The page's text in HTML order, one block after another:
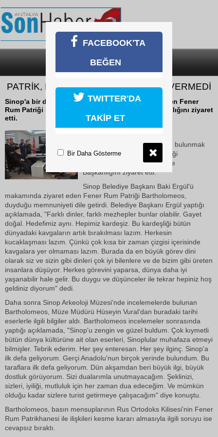
SON DAKİKA
PATRİK, RUSYA SORUSUNA CEVAP VERMEDİ
Sinop'a bir dizi incelemelerde bulunmak üzere gelen Fener
Rum Patriği Bartholomeos, Sinop Belediye Başkanlığını ziyaret
etti.
Sinop'a bir dizi incelemelerde bulunmak
üzere gelen Fener Rum Patriği
Bartholomeos, Sinop Belediye
Başkanlığını ziyaret etti.
Sinop Belediye Başkanı Baki Ergül'ü
makamında ziyaret eden Fener Rum Patriği Bartholomeos,
duyduğu memnuniyeti dile getirdi. Belediye Başkanı Ergül yaptığı
açıklamada, "Farklı dinler, farklı mezhepler bunlar olabilir. Gayet
doğal. Hedefimiz aynı. Hepimiz kardeşiz. Bu kardeşliği bütün
dünyadaki kavgaların artık bırakılması lazım. Herkesin
kucaklaşması lazım. Çünkü çok kısa bir zaman çizgisi içerisinde
kavgalara yer olmaması lazım. Burada da en büyük görev dini
olarak siz ve sizin gibi dinleri çok iyi bilenlere ve de bizim gibi üreten
insanlara düşüyor. Herkes görevini yaparsa, dünya daha iyi
yaşanabilir hale gelir. Bu duygu ve düşünceler ile tekrar hepiniz hoş
geldiniz diyorum" dedi.
Daha sonra Sinop Arkeoloji Müzesi'nde incelemelerde bulunan
Bartholomeos, Müze Müdürü Hüseyin Vural'dan buradaki tarihi
eserlerle ilgili bilgiler aldı. Bartholomeos incelemeler sonrasında
yaptığı açıklamada, "Sinop'u zengin ve güzel buldum. Çok kıymetli
bütün dünya kültürüne ait olan eserleri, Sinoplular muhafaza etmeyi
bilmişler. Tebrik ederim. Her şey enteresan. Her şey ilginç. Sinop'a
ilk defa geliyorum. Gerçi Anadolu'nun birçok yerinde bulundum. Bu
taraflara ilk defa geliyorum. Dün akşamdan beri büyük ilgi, büyük
dostluk görüyorum. Sizi dualarımla unutmayacağım. Şeklinizi,
sizleri, iyiliği, mutluluk için her zaman dua edeceğim. Ve mümkün
olduğu kadar sizlere turist getirmeye çalışacağım" diye konuştu.
Bartholomeos, basın mensuplarının Rus Ortodoks Kilisesi'nin Fener
Rum Patrikhanesi ile ilişkileri kesme kararı almasıyla ilgili soruyu ise
cevapsız bıraktı.
FACEBOOK'TA
BEĞEN
TWITTER'DA
TAKİP ET
Bir Daha Gösterme